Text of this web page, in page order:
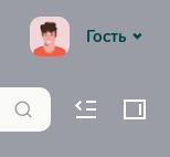
Гость